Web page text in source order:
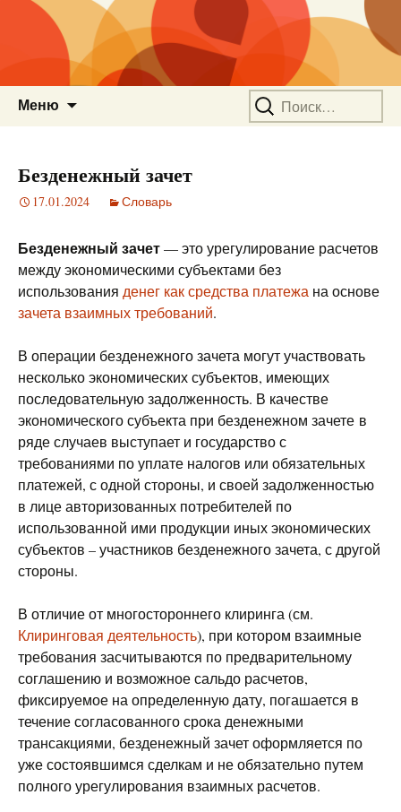
Меню Найти:
Безденежный зачет
17.01.2024 Словарь
Безденежный зачет— это урегулирование расчетов
между экономическими субъектами без
использования денег как средства платежа на основе
зачета взаимных требований.
В операции безденежного зачета могут участвовать
несколько экономических субъектов, имеющих
последовательную задолженность. В качестве
экономического субъекта при безденежном зачете в
ряде случаев выступает и государство с
требованиями по уплате налогов или обязательных
платежей, с одной стороны, и своей задолженностью
в лице авторизованных потребителей по
использованной ими продукции иных экономических
субъектов – участников безденежного зачета, с другой
стороны.
В отличие от многостороннего клиринга (см.
Клиринговая деятельность), при котором взаимные
требования засчитываются по предварительному
соглашению и возможное сальдо расчетов,
фиксируемое на определенную дату, погашается в
течение согласованного срока денежными
трансакциями, безденежный зачет оформляется по
уже состоявшимся сделкам и не обязательно путем
полного урегулирования взаимных расчетов.